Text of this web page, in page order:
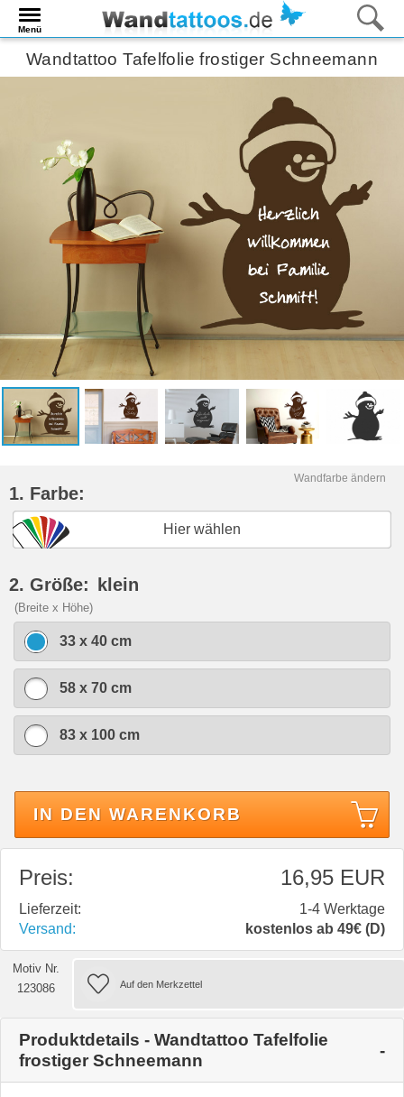
Menü
Wandtattoo Tafelfolie frostiger Schneemann
Wandfarbe ändern
1. Farbe:
Hier wählen
2. Größe: klein
(Breite x Höhe)
33 x 40 cm
58 x 70 cm
83 x 100 cm
IN DEN WARENKORB
Preis: 16,95 EUR
Lieferzeit:
1-4 Werktage
Versand:
kostenlos ab 49€ (D)
Motiv Nr.
123086
Produktdetails - Wandtattoo Tafelfolie
frostiger Schneemann